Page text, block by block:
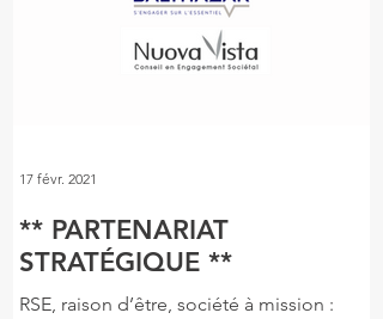
** PARTENARIAT
STRATÉGIQUE **
RSE, raison d’être, société à mission :
17 févr. 2021